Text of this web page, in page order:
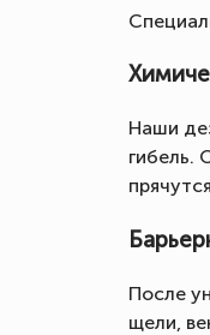
Наши
гибель.
После
щели,